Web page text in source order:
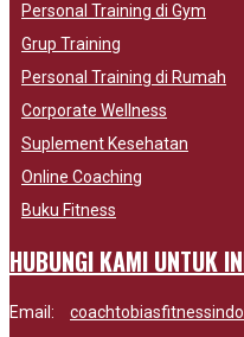
Personal Training di Gym
Grup Training
Personal Training di Rumah
Corporate Wellness
Suplement Kesehatan
Online Coaching
Buku Fitness
HUBUNGI KAMI UNTUK
Email: